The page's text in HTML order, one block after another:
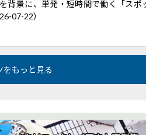
背景に、単発・短時間で働く「スポ
07-22）
をもっと見る